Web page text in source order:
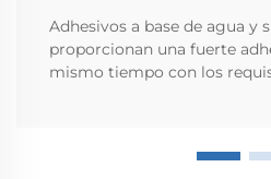
Adhesivos a base de agua y
proporcionan una fuerte
mismo tiempo con los